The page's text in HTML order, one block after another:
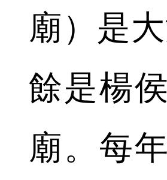
廟）是
餘是楊
廟。每